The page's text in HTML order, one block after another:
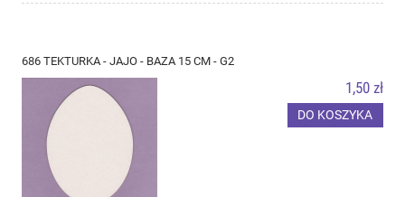
686 TEKTURKA - JAJO - BAZA 15 CM - G2
1,50 zł
DO KOSZYKA